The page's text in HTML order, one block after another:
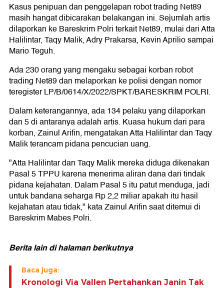
Kasus penipuan dan penggelapan robot trading Net89
masih hangat dibicarakan belakangan ini. Sejumlah artis
dilaporkan ke Bareskrim Polri terkait Net89, mulai dari Atta
Halilintar, Taqy Malik, Adry Prakarsa, Kevin Aprilio sampai
Mario Teguh.
Ada 230 orang yang mengaku sebagai korban robot
trading Net89 dan melaporkan ke polisi dengan nomor
teregister LP/B/0614/X/2022/SPKT/BARESKRIM POLRI.
Dalam keterangannya, ada 134 pelaku yang dilaporkan
dan 5 di antaranya adalah artis. Kuasa hukum dari para
korban, Zainul Arifin, mengatakan Atta Halilintar dan Taqy
Malik terancam pidana pencucian uang.
"Atta Halilintar dan Taqy Malik mereka diduga dikenakan
Pasal 5 TPPU karena menerima aliran dana dari tindak
pidana kejahatan. Dalam Pasal 5 itu patut menduga, jadi
untuk bandana seharga Rp 2,2 miliar apakah itu hasil
kejahatan atau tidak," kata Zainul Arifin saat ditemui di
Bareskrim Mabes Polri.
Berita lain di halaman berikutnya
Baca juga:
Kronologi Via Vallen Pertahankan Janin Tak